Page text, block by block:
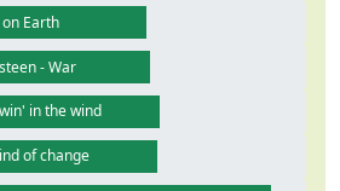
Earth
- War
in the wind
of change